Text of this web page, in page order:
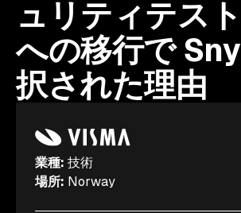
ュリティテス
への移行で
択された理由
業種: 技術
場所: Norway